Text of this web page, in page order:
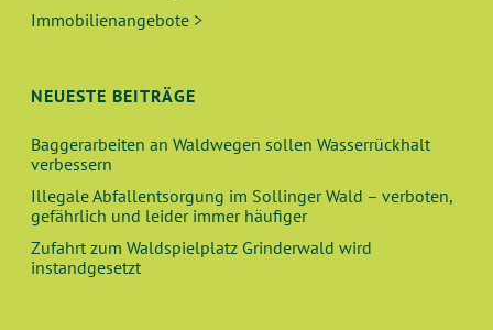
Immobilienangebote >
NEUESTE BEITRÄGE
Baggerarbeiten an Waldwegen sollen Wasserrückhalt
verbessern
Illegale Abfallentsorgung im Sollinger Wald – verboten,
gefährlich und leider immer häufiger
Zufahrt zum Waldspielplatz Grinderwald wird
instandgesetzt